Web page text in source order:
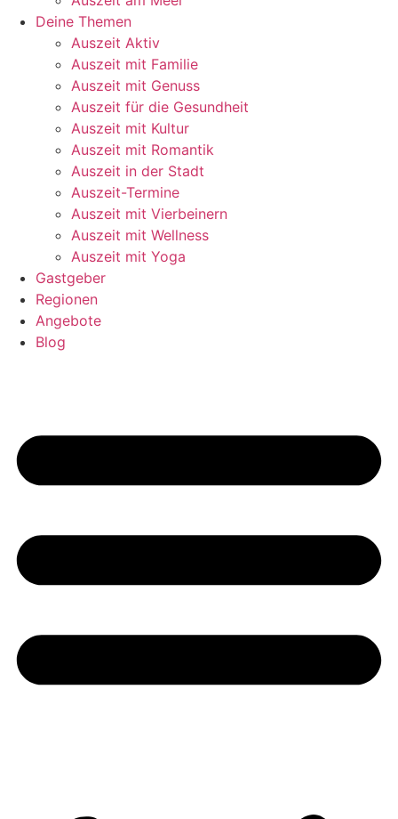
Deine Themen
Auszeit Aktiv
Auszeit mit Familie
Auszeit mit Genuss
Auszeit für die Gesundheit
Auszeit mit Kultur
Auszeit mit Romantik
Auszeit in der Stadt
Auszeit-Termine
Auszeit mit Vierbeinern
Auszeit mit Wellness
Auszeit mit Yoga
Gastgeber
Regionen
Angebote
Blog